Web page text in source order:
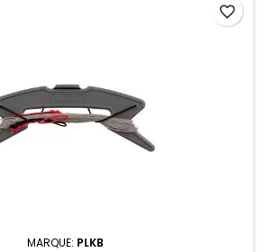
MARQUE: PLKB
favorite_border